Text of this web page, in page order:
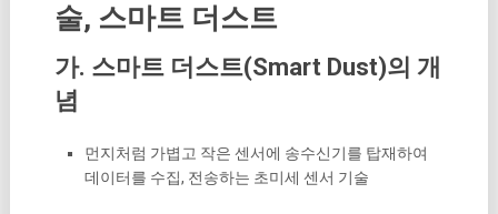
술, 스마트 더스트
가. 스마트 더스트(Smart Dust)의 개
념
먼지처럼 가볍고 작은 센서에 송수신기를 탑재하여
데이터를 수집, 전송하는 초미세 센서 기술